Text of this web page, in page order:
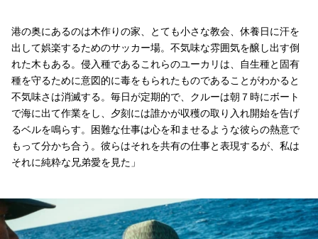
港の奥にあるのは木作りの家、とても小さな教会、休養日に汗を
出して娯楽するためのサッカー場。不気味な雰囲気を醸し出す倒
れた木もある。侵入種であるこれらのユーカリは、自生種と固有
種を守るために意図的に毒をもられたものであることがわかると
不気味さは消滅する。毎日が定期的で、クルーは朝７時にボート
で海に出て作業をし、夕刻には誰かが収穫の取り入れ開始を告げ
るベルを鳴らす。困難な仕事は心を和ませるような彼らの熱意で
もって分かち合う。彼らはそれを共有の仕事と表現するが、私は
それに純粋な兄弟愛を見た」